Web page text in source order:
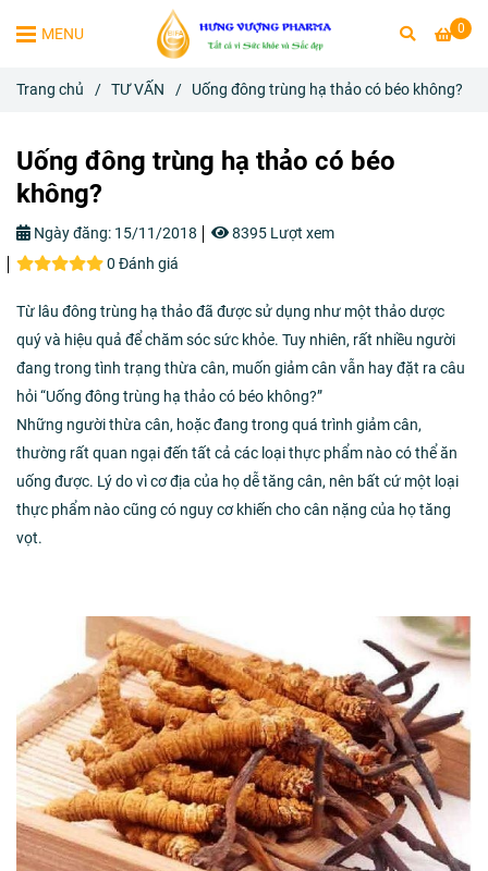
0
MENU
Trang chủ / TƯ VẤN / Uống đông trùng hạ thảo có béo không?
Uống đông trùng hạ thảo có béo
không?
Ngày đăng: 15/11/2018
8395 Lượt xem
0 Đánh giá
Từ lâu đông trùng hạ thảo đã được sử dụng như một thảo dược
quý và hiệu quả để chăm sóc sức khỏe. Tuy nhiên, rất nhiều người
đang trong tình trạng thừa cân, muốn giảm cân vẫn hay đặt ra câu
hỏi “Uống đông trùng hạ thảo có béo không?”
Những người thừa cân, hoặc đang trong quá trình giảm cân,
thường rất quan ngại đến tất cả các loại thực phẩm nào có thể ăn
uống được. Lý do vì cơ địa của họ dễ tăng cân, nên bất cứ một loại
thực phẩm nào cũng có nguy cơ khiến cho cân nặng của họ tăng
vọt.